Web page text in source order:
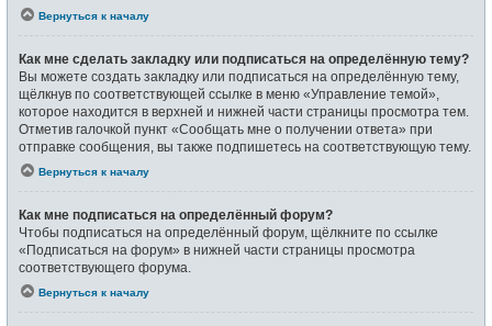
Вернуться к началу
Как мне сделать закладку или подписаться на определённую тему?
Вы можете создать закладку или подписаться на определённую тему,
щёлкнув по соответствующей ссылке в меню «Управление темой»,
которое находится в верхней и нижней части страницы просмотра тем.
Отметив галочкой пункт «Сообщать мне о получении ответа» при
отправке сообщения, вы также подпишетесь на соответствующую тему.
Вернуться к началу
Как мне подписаться на определённый форум?
Чтобы подписаться на определённый форум, щёлкните по ссылке
«Подписаться на форум» в нижней части страницы просмотра
соответствующего форума.
Вернуться к началу